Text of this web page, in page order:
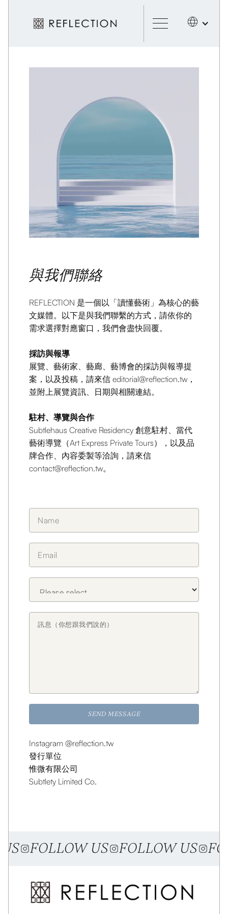
與我們聯絡
REFLECTION 是一個以「讀懂藝術」為核心的藝
文媒體。以下是與我們聯繫的方式，請依你的
需求選擇對應窗口，我們會盡快回覆。
採訪與報導
展覽、藝術家、藝廊、藝博會的採訪與報導提
案，以及投稿，請來信 editorial@reflection.tw ，
並附上展覽資訊、日期與相關連結。
駐村、導覽與合作
Subtlehaus Creative Residency 創意駐村、當代
藝術導覽（Art Express Private Tours），以及品
牌合作、內容委製等洽詢，請來信
contact@reflection.tw。
Instagram @reflection.tw
發行單位
惟微有限公司
Subtlety Limited Co.
FOLLOW US FOLLOW US